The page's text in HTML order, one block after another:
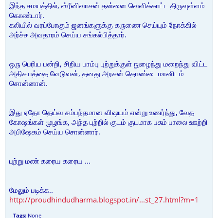
இந்த சமயத்தில், ஸ்ரீனிவாசன் தன்னை வெளிக்காட்ட திருவுள்ளம்
கொண்டார்.
கலியில் வரப்போகும் ஜனங்களுக்கு கருணை செய்யும் நோக்கில்
அர்ச்ச அவதாரம் செய்ய சங்கல்பித்தார்.
ஒரு பெரிய பன்றி, சிறிய பாம்பு புற்றுக்குள் நுழைந்து மறைந்து விட்ட
அதிசயத்தை வேடுவன், தனது அரசன் தொண்டைமானிடம்
சொன்னான்.
இது ஏதோ தெய்வ சம்பந்தமான விஷயம் என்று உணர்ந்து, வேத
கோஷங்கள் முழங்க, அந்த புற்றில் குடம் குடமாக பசும் பாலை ஊற்றி
அபிஷேகம் செய்ய சொன்னார்.
புற்று மண் கரைய கரைய ...
மேலும் படிக்க..
http://proudhindudharma.blogspot.in/...st_27.html?m=1
Tags: None